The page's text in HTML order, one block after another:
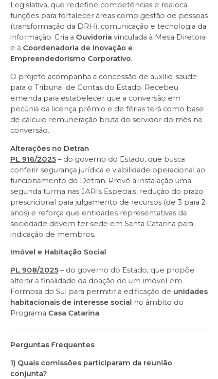
Legislativa, que redefine competências e realoca
funções para fortalecer áreas como gestão de pessoas
(transformação da DRH), comunicação e tecnologia da
informação. Cria a Ouvidoria vinculada à Mesa Diretora
e a Coordenadoria de Inovação e
Empreendedorismo Corporativo.
O projeto acompanha a concessão de auxílio-saúde
para o Tribunal de Contas do Estado. Recebeu
emenda para estabelecer que a conversão em
pecúnia da licença prêmio e de férias terá como base
de cálculo remuneração bruta do servidor do mês na
conversão.
Alterações no Detran
PL 916/2025 – do governo do Estado, que busca
conferir segurança jurídica e viabilidade operacional ao
funcionamento do Detran. Prevê a instalação uma
segunda turma nas JARIs Especiais, redução do prazo
prescricional para julgamento de recursos (de 3 para 2
anos) e reforça que entidades representativas da
sociedade devem ter sede em Santa Catarina para
indicação de membros.
Imóvel e Habitação Social
PL 908/2025 – do governo do Estado, que propõe
alterar a finalidade da doação de um imóvel em
Formosa do Sul para permitir a edificação de unidades
habitacionais de interesse social no âmbito do
Programa Casa Catarina.
Perguntas Frequentes
1) Quais comissões participaram da reunião
conjunta?